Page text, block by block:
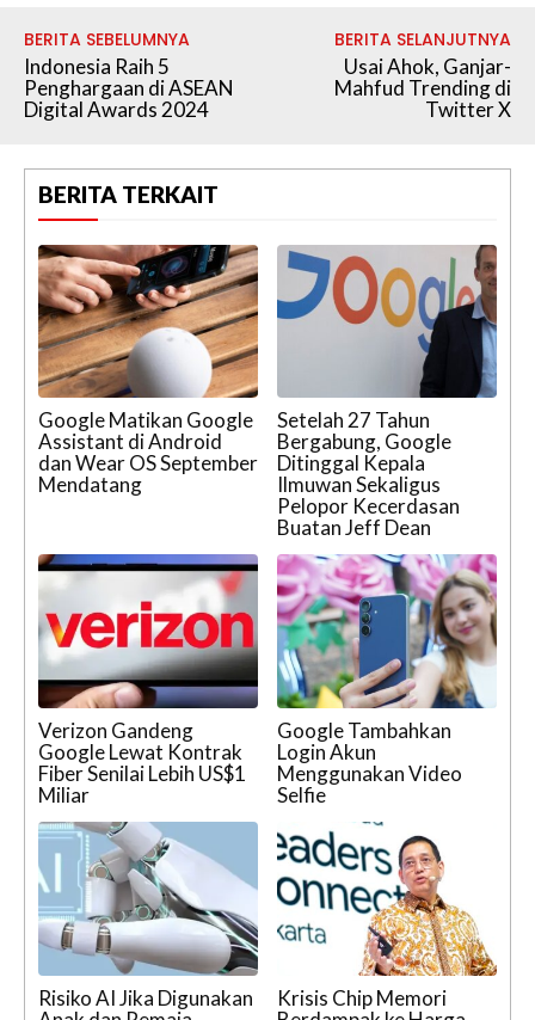
BERITA SEBELUMNYA
Indonesia Raih 5
Penghargaan di ASEAN
Digital Awards 2024
BERITA SELANJUTNYA
Usai Ahok, Ganjar-
Mahfud Trending di
Twitter X
BERITA TERKAIT
Google Matikan Google
Assistant di Android
dan Wear OS September
Mendatang
Setelah 27 Tahun
Bergabung, Google
Ditinggal Kepala
Ilmuwan Sekaligus
Pelopor Kecerdasan
Buatan Jeff Dean
Verizon Gandeng
Google Lewat Kontrak
Fiber Senilai Lebih US$1
Miliar
Google Tambahkan
Login Akun
Menggunakan Video
Selfie
Risiko AI Jika Digunakan
Krisis Chip Memori